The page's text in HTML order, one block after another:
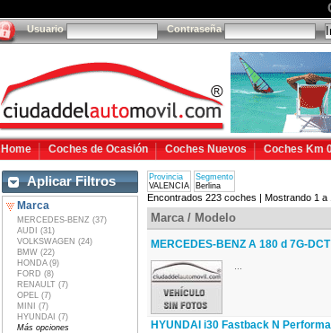
Usuario Contraseña
Home Coches de Ocasión Coches Nuevos Coches Km
Aplicar Filtros
Marca
MERCEDES-BENZ (37)
AUDI (31)
VOLKSWAGEN (24)
BMW (22)
HONDA (9)
FORD (8)
RENAULT (7)
OPEL (7)
MINI (7)
HYUNDAI (7)
Más opciones
Provincia
VALENCIA
Segmento
Berlina
Encontrados 223 coches | Mostrando 1 a
Marca / Modelo
MERCEDES-BENZ A 180 d 7G-DCT
HYUNDAI i30 Fastback N